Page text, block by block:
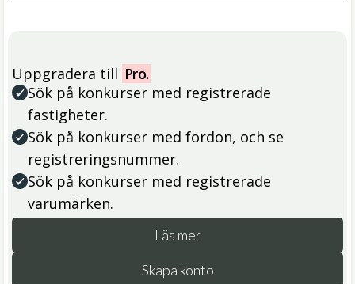
Uppgradera till Pro.
Sök på konkurser med registrerade
fastigheter.
Sök på konkurser med fordon, och se
registreringsnummer.
Sök på konkurser med registrerade
varumärken.
Läs mer
Skapa konto